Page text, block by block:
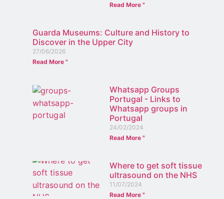
Read More "
Guarda Museums: Culture and History to
Discover in the Upper City
27/06/2026
Read More "
Whatsapp Groups
Portugal - Links to
Whatsapp groups in
Portugal
24/02/2024
Read More "
Where to get soft tissue
ultrasound on the NHS
11/07/2024
Read More "